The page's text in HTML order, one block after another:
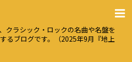
クラシック・ロックの名曲や名盤を
るブログです。（2025年9月『地上